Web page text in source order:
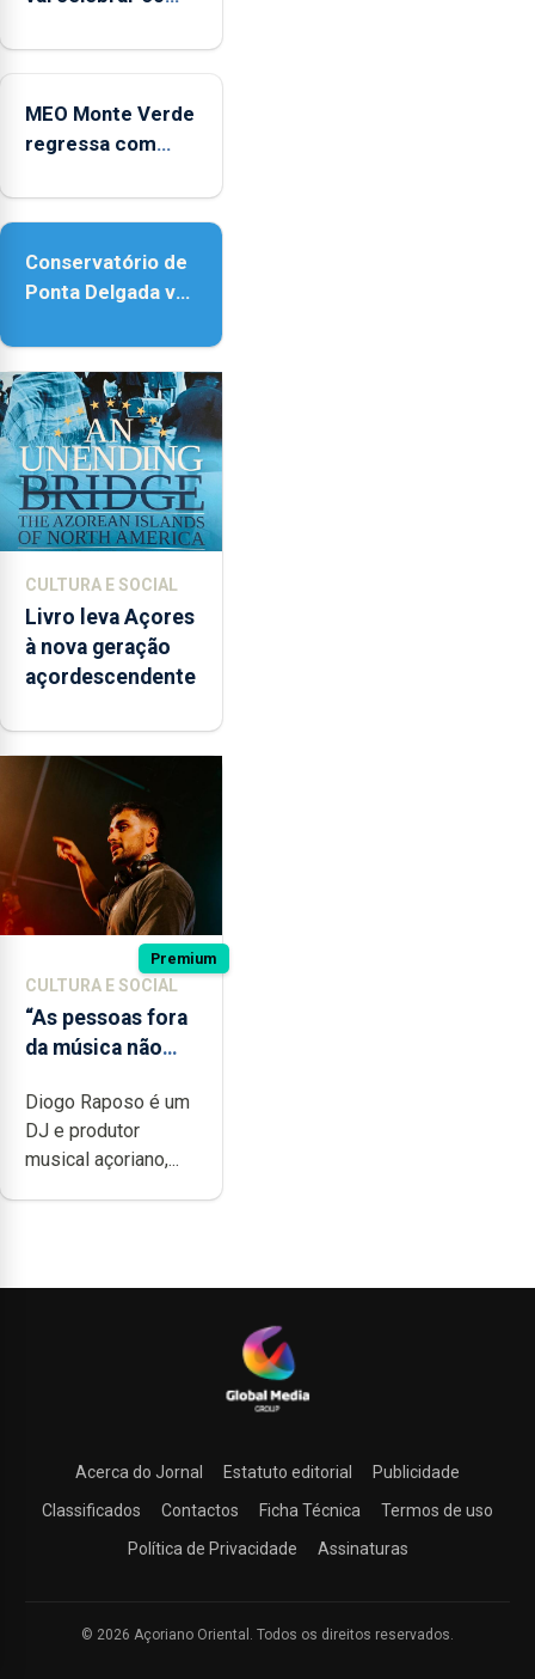
no Coliseu
MEO Monte Verde
regressa com
acessibilidade
Conservatório de
Ponta Delgada vai
instrumentos
CULTURA E SOCIAL
Livro leva Açores
à nova geração
açordescendente
Premium
CULTURA E SOCIAL
“As pessoas fora
da música não
quão difícil é
produzir uma
música”
Diogo Raposo é um
DJ e produtor
musical açoriano,...
Acerca do Jornal Estatuto editorial
Publicidade
Classificados
Contactos Ficha Técnica
Termos de uso
Política de Privacidade
Assinaturas
© 2026 Açoriano Oriental. Todos os direitos reservados.